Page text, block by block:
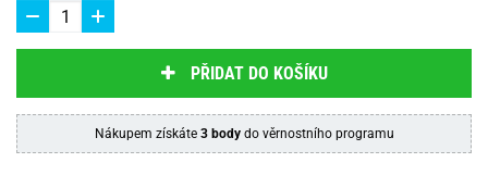
PŘIDAT DO KOŠÍKU
Nákupem získáte 3 bodydo věrnostního programu